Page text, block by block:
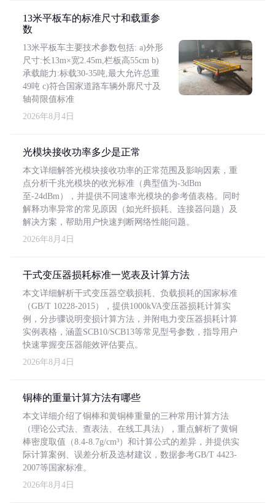
13米平板车的标准尺寸和载重参
数
13米平板车主要技术参数包括: a)外形
尺寸:长13m×宽2.45m,栏板高55cm b)
承载能力:标载30-35吨,最大允许总重
49吨 c)符合国家道路车辆外廓尺寸及
轴荷限值标准
2026年8月4日
光模块接收功率多少是正常
本文详细解答光模块接收功率的正常范围及影响因素，重
点分析千兆光模块的收光标准（典型值为-3dBm
至-24dBm），并提供不同速率光模块的参考值表格。同时
解释功率异常的常见原因（如光纤损耗、连接器问题）及
解决方案，帮助用户快速判断网络性能问题。
2026年8月4日
干式变压器损耗标准一览表及计算方法
本文详细解析干式变压器空载损耗、负载损耗的国家标准
（GB/T 10228-2015），提供1000kVA变压器损耗计算实
例，分步骤说明变损计算方法，并附电力变压器损耗计算
实例表格，涵盖SCB10/SCB13等常见型号参数，指导用户
快速掌握变压器能效评估要点。
2026年8月4日
铜棒的重量计算方法有哪些
本文详细介绍了铜棒和黄铜棒重量的三种常用计算方法
（理论公式法、查表法、在线工具法），重点解析了黄铜
棒密度取值（8.4-8.7g/cm³）和计算公式的差异，并提供实
际计算案例、误差分析及选材建议，数据参考GB/T 4423-
2007等国家标准。
2026年8月4日